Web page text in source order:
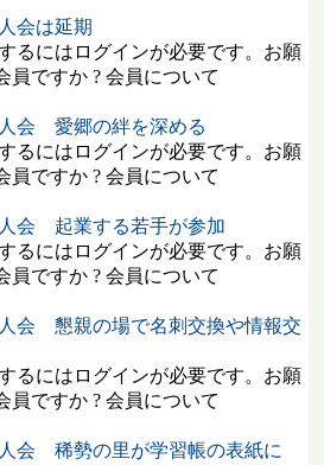
会は延期
るにはログインが必要です。お願
員ですか ? 会員について
人会 愛郷の絆を深める
るにはログインが必要です。お願
員ですか ? 会員について
人会 起業する若手が参加
るにはログインが必要です。お願
員ですか ? 会員について
人会 懇親の場で名刺交換や情報交
るにはログインが必要です。お願
員ですか ? 会員について
人会 稀勢の里が学習帳の表紙に